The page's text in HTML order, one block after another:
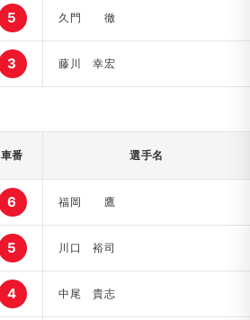
5 久門 徹
3 藤川 幸宏
車番 選手名
6 福岡 鷹
5 川口 裕司
4 中尾 貴志